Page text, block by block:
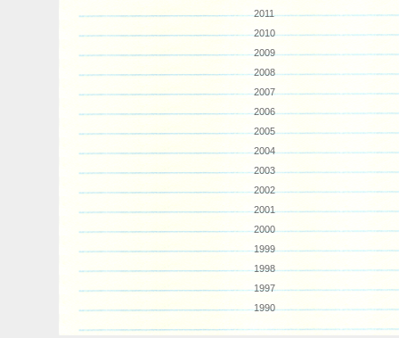
2011
2010
2009
2008
2007
2006
2005
2004
2003
2002
2001
2000
1999
1998
1997
1990